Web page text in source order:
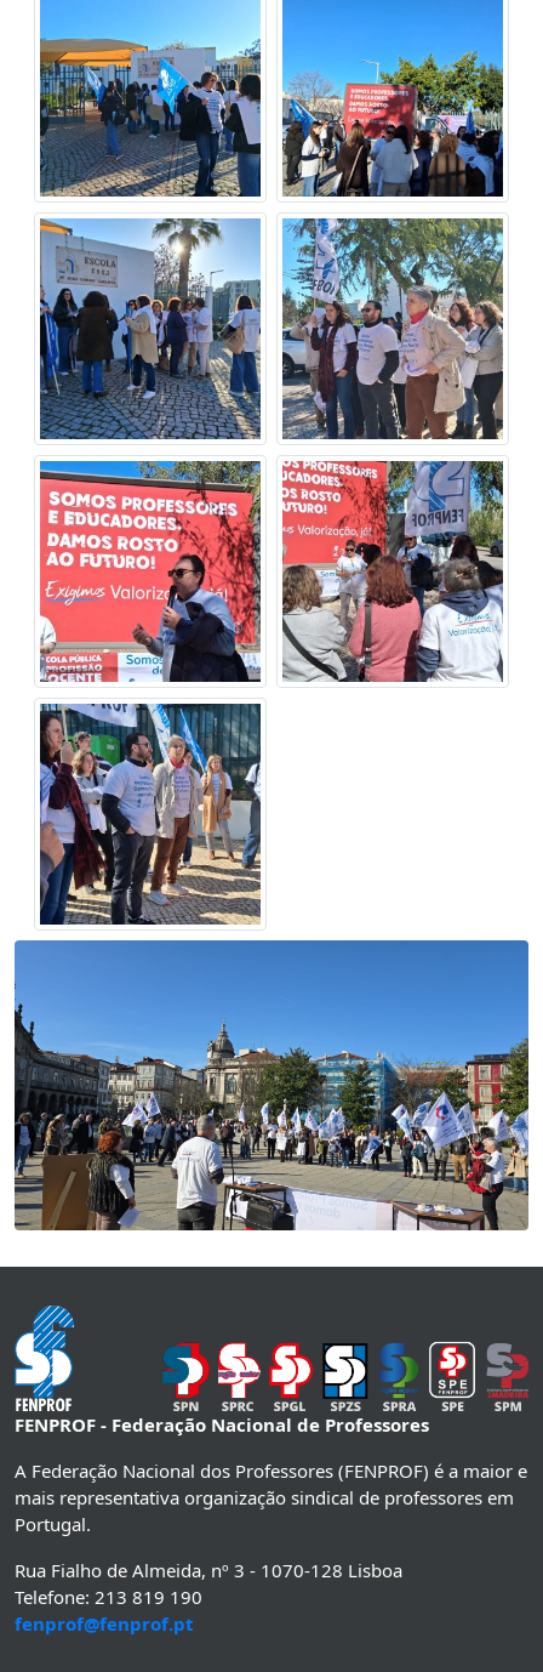
FENPROF - Federação Nacional de Professores
A Federação Nacional dos Professores (FENPROF) é a maior e
mais representativa organização sindical de professores em
Portugal.
Rua Fialho de Almeida, nº 3 - 1070-128 Lisboa
Telefone: 213 819 190
fenprof@fenprof.pt